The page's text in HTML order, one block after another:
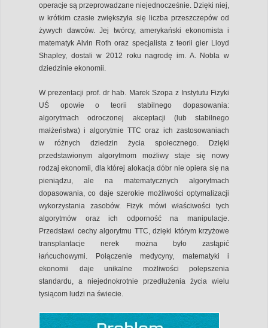
operacje są przeprowadzane niejednocześnie. Dzięki niej,
w krótkim czasie zwiększyła się liczba przeszczepów od
żywych dawców. Jej twórcy, amerykański ekonomista i
matematyk Alvin Roth oraz specjalista z teorii gier Lloyd
Shapley, dostali w 2012 roku nagrodę im. A. Nobla w
dziedzinie ekonomii.
W prezentacji prof. dr hab. Marek Szopa z Instytutu Fizyki
UŚ opowie o teorii stabilnego dopasowania:
algorytmach odroczonej akceptacji (lub stabilnego
małżeństwa) i algorytmie TTC oraz ich zastosowaniach
w różnych dziedzin życia społecznego. Dzięki
przedstawionym algorytmom możliwy staje się nowy
rodzaj ekonomii, dla której alokacja dóbr nie opiera się na
pieniądzu, ale na matematycznych algorytmach
dopasowania, co daje szerokie możliwości optymalizacji
wykorzystania zasobów. Fizyk mówi właściwości tych
algorytmów oraz ich odporność na manipulacje.
Przedstawi cechy algorytmu TTC, dzięki którym krzyżowe
transplantacje nerek można było zastąpić
łańcuchowymi. Połączenie medycyny, matematyki i
ekonomii daje unikalne możliwości polepszenia
standardu, a niejednokrotnie przedłużenia życia wielu
tysiącom ludzi na świecie.